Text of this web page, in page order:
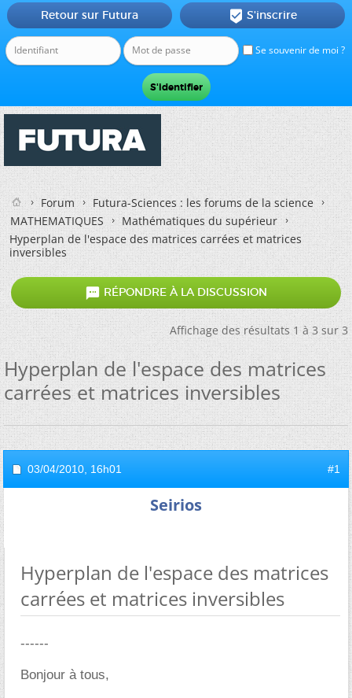
Se souvenir de moi ?
Retour sur Futura  S'inscrire
Forum
Futura-Sciences : les forums de la science
MATHEMATIQUES
Mathématiques du supérieur
Hyperplan de l'espace des matrices carrées et matrices
inversibles
 RÉPONDRE À LA DISCUSSION
Affichage des résultats 1 à 3 sur 3
Hyperplan de l'espace des matrices
carrées et matrices inversibles
03/04/2010, 16h01 #1
Seirios
Hyperplan de l'espace des matrices
carrées et matrices inversibles
------
Bonjour à tous,